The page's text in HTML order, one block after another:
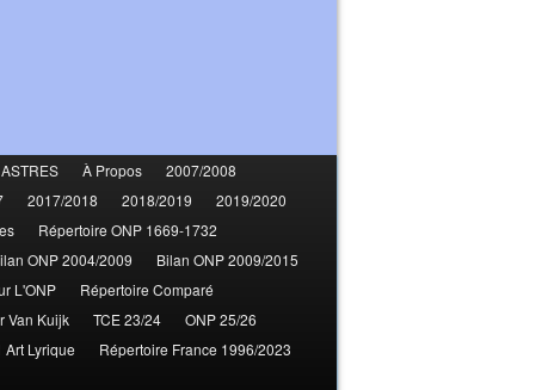
ASTRES À Propos
2007/2008
2017/2018 2018/2019
2019/2020
Répertoire ONP 1669-1732
ONP 2004/2009
Bilan ONP 2009/2015
L'ONP
Répertoire Comparé
Van Kuijk TCE 23/24
ONP 25/26
Art Lyrique
Répertoire France 1996/2023